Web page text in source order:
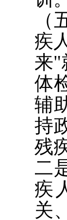
疾
来"
体
辅
持
残
二
疾
关